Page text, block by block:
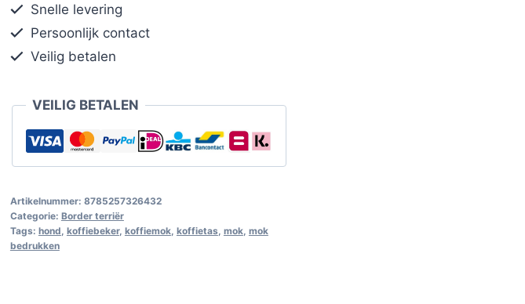
Snelle levering
Persoonlijk contact
Veilig betalen
VEILIG BETALEN
Artikelnummer: 8785257326432
Categorie: Border terriër
Tags: hond koffiebeker, koffiemok, koffietas mok, mok
bedrukken